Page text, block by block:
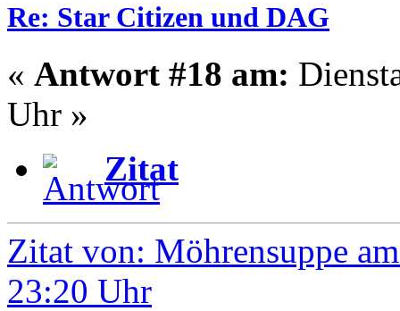
Re: Star Citizen und DAG
« Antwort #18 am:
Uhr »
Zitat
Zitat von: Möhrensuppe
23:20 Uhr